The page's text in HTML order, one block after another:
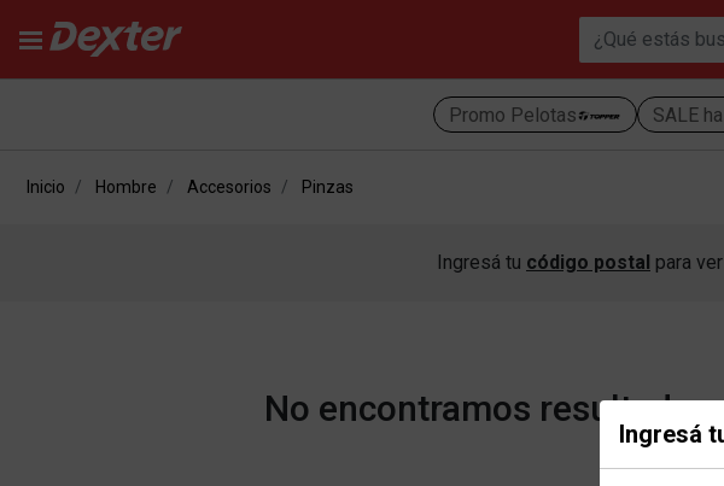
Promo Pelotas SALE
Ingresá
Inicio Hombre Accesorios Pinzas
Ingresá tu código postal para
No encontramos resultados